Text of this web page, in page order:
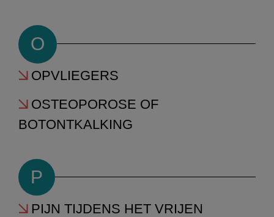
O
OPVLIEGERS
OSTEOPOROSE OF
BOTONTKALKING
P
PIJN TIJDENS HET VRIJEN